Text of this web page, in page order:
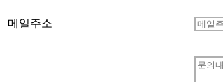
메일주소